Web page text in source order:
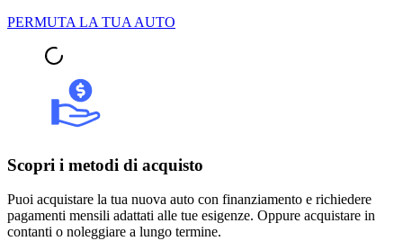
PERMUTA LA TUA AUTO
Scopri i metodi di acquisto
Puoi acquistare la tua nuova auto con finanziamento e richiedere
pagamenti mensili adattati alle tue esigenze. Oppure acquistare in
contanti o noleggiare a lungo termine.